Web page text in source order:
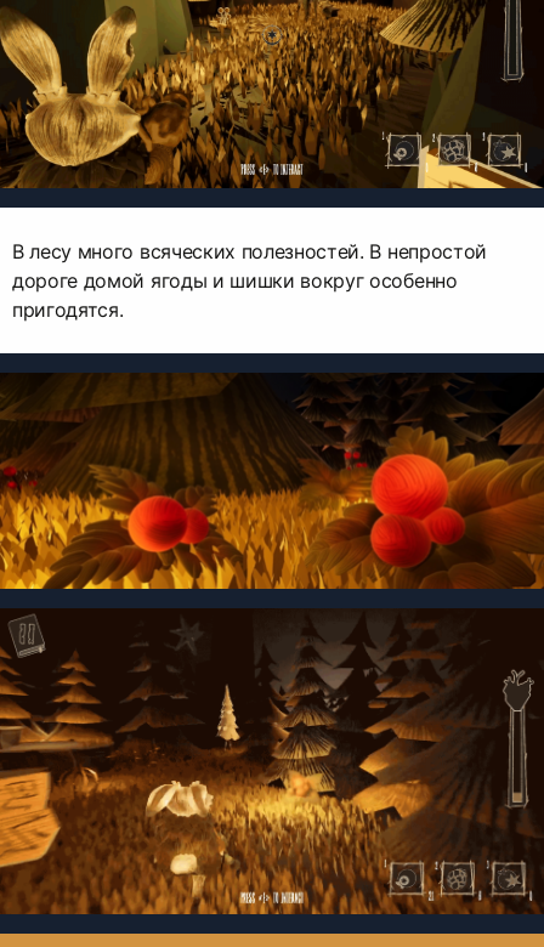
В лесу много всяческих полезностей. В непростой
дороге домой ягоды и шишки вокруг особенно
пригодятся.